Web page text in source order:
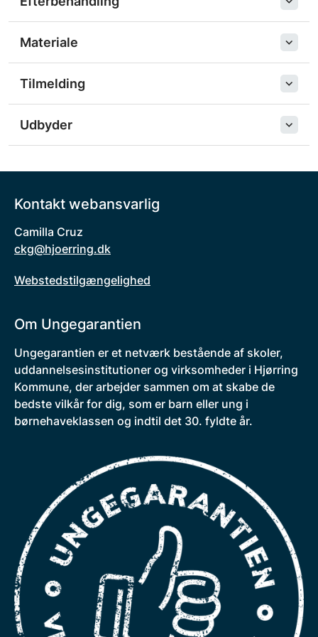
Materiale
Tilmelding
Udbyder
Kontakt webansvarlig
Camilla Cruz
ckg@hjoerring.dk
Webstedstilgængelighed
Om Ungegarantien
Ungegarantien er et netværk bestående af skoler,
uddannelsesinstitutioner og virksomheder i Hjørring
Kommune, der arbejder sammen om at skabe de
bedste vilkår for dig, som er barn eller ung i
børnehaveklassen og indtil det 30. fyldte år.